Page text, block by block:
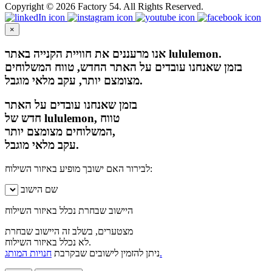
Copyright © 2026 Factory 54. All Rights Reserved.
×
אנו מרעננים את חוויית הקנייה באתר lululemon.
בזמן שאנחנו עובדים על האתר החדש, טווח המשלוחים
מצומצם יותר, עקב מלאי מוגבל.
בזמן שאנחנו עובדים על האתר
חדש של lululemon, טווח
המשלוחים מצומצם יותר,
עקב מלאי מוגבל.
לבירור האם ישובך מופיע באיזור השילוח:
שם הישוב
היישוב שבחרת נכלל באיזור השילוח
מצטערים, בשלב זה היישוב שבחרת
לא נכלל באיזור השילוח.
ניתן להזמין לישובים שבקרבתחנויות המותג.